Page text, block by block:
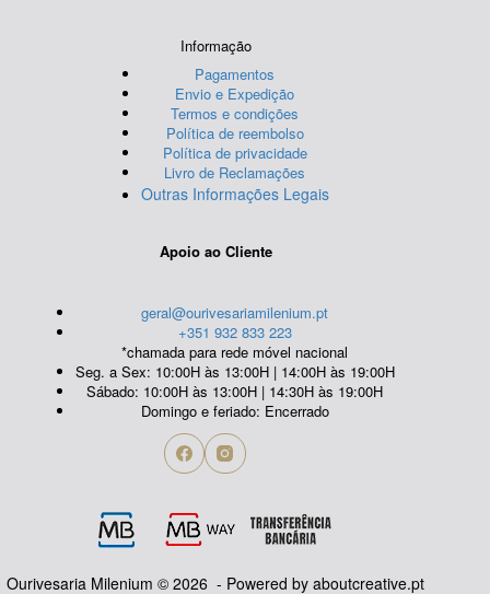
Informação
Pagamentos
Envio e Expedição
Termos e condições
Política de reembolso
Política de privacidade
Livro de Reclamações
Outras Informações Legais
Apoio ao Cliente
geral@ourivesariamilenium.pt
+351 932 833 223
*chamada para rede móvel nacional
Seg. a Sex: 10:00H às 13:00H | 14:00H às 19:00H
Sábado: 10:00H às 13:00H | 14:30H às 19:00H
Domingo e feriado: Encerrado
Ourivesaria Milenium © 2026 - Powered byaboutcreative.pt